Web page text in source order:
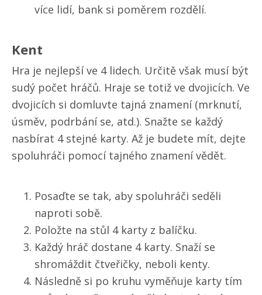
více lidí, bank si poměrem rozdělí.
Kent
Hra je nejlepší ve 4 lidech. Určitě však musí být
sudý počet hráčů. Hraje se totiž ve dvojicích. Ve
dvojicích si domluvte tajná znamení (mrknutí,
úsměv, podrbání se, atd.). Snažte se každý
nasbírat 4 stejné karty. Až je budete mít, dejte
spoluhráči pomocí tajného znamení vědět.
Posaďte se tak, aby spoluhráči seděli
naproti sobě.
Položte na stůl 4 karty z balíčku.
Každý hráč dostane 4 karty. Snaží se
shromáždit čtveřičky, neboli kenty.
Následně si po kruhu vyměňuje karty tím